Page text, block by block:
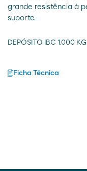
grande resistência à
suporte.
Ficha Técnica